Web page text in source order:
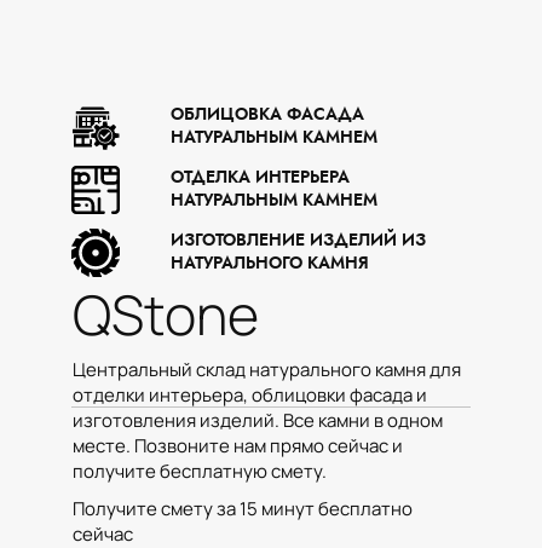
ОБЛИЦОВКА ФАСАДА
НАТУРАЛЬНЫМ КАМНЕМ
ОТДЕЛКА ИНТЕРЬЕРА
НАТУРАЛЬНЫМ КАМНЕМ
ИЗГОТОВЛЕНИЕ ИЗДЕЛИЙ ИЗ
НАТУРАЛЬНОГО КАМНЯ
QStone
Центральный склад натурального камня для
отделки интерьера, облицовки фасада и
изготовления изделий. Все камни в одном
месте. Позвоните нам прямо сейчас и
получите бесплатную смету.
Получите смету за 15 минут бесплатно
сейчас